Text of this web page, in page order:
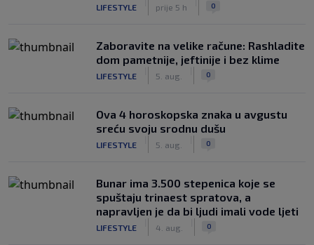
LIFESTYLE prije 5 h 0
Zaboravite na velike račune: Rashladite
dom pametnije, jeftinije i bez klime
LIFESTYLE 5. aug. 0
Ova 4 horoskopska znaka u avgustu
sreću svoju srodnu dušu
LIFESTYLE 5. aug. 0
Bunar imа 3.500 stepenica koje se
spuštaju trinaest spratova, a
napravljen je da bi ljudi imali vode ljeti
LIFESTYLE 4. aug. 0